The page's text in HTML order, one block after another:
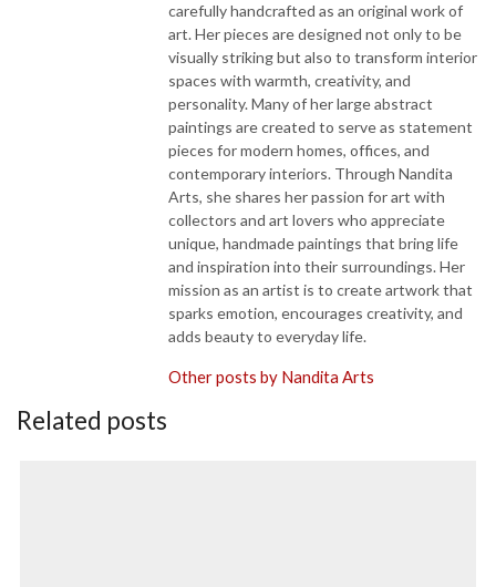
carefully handcrafted as an original work of
art. Her pieces are designed not only to be
visually striking but also to transform interior
spaces with warmth, creativity, and
personality. Many of her large abstract
paintings are created to serve as statement
pieces for modern homes, offices, and
contemporary interiors. Through Nandita
Arts, she shares her passion for art with
collectors and art lovers who appreciate
unique, handmade paintings that bring life
and inspiration into their surroundings. Her
mission as an artist is to create artwork that
sparks emotion, encourages creativity, and
adds beauty to everyday life.
Other posts by Nandita Arts
Related posts